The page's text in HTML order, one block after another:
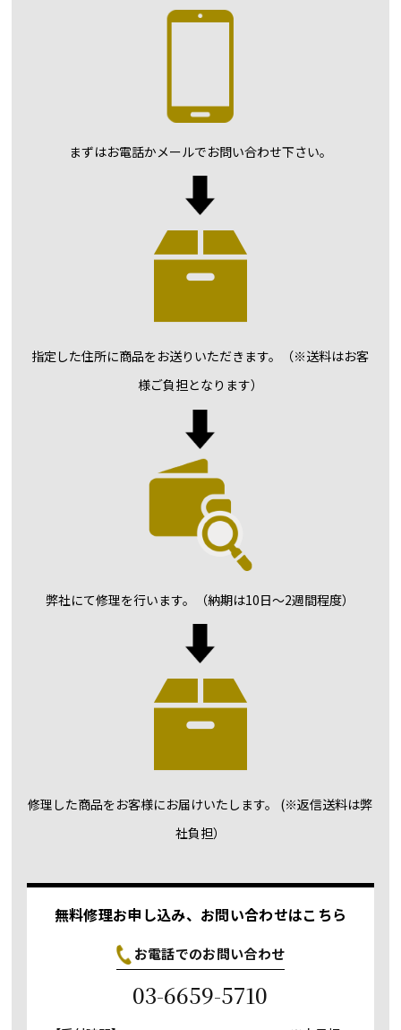
まずはお電話かメールでお問い合わせ下さい。
指定した住所に商品をお送りいただきます。
（※送料はお客
様ご負担となります）
弊社にて修理を行います。 （納期は10日〜2週間程度）
修理した商品をお客様にお届けいたします。
(※返信送料は弊
社負担）
無料修理お申し込み、お問い合わせはこちら
お電話でのお問い合わせ
03-6659-5710